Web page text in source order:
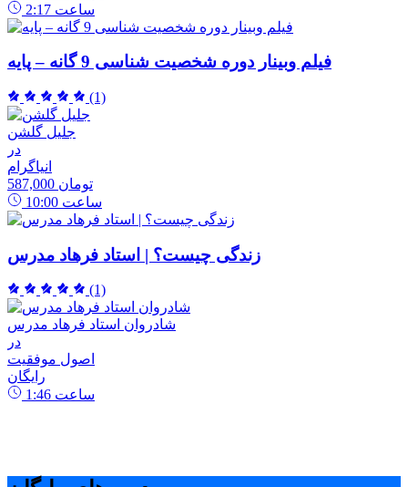
2:17 ساعت
فیلم وبینار دوره شخصیت شناسی 9 گانه – پایه
(1)
جلیل گلشن
در
انیاگرام
587,000 تومان
10:00 ساعت
زندگی چیست؟ | استاد فرهاد مدرس
(1)
شادروان استاد فرهاد مدرس
در
اصول موفقیت
رایگان
1:46 ساعت